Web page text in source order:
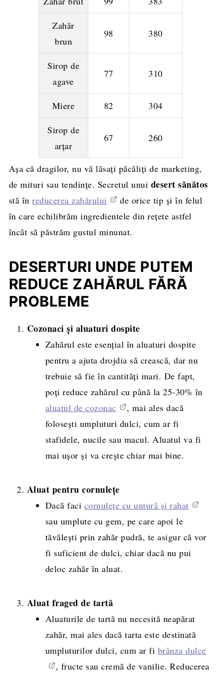
Zahăr
brun
98 380
Sirop de
agave
77 310
Miere 82 304
Sirop de
arțar
67 260
Așa că dragilor, nu vă lăsați păcăliți de marketing,
de mituri sau tendințe. Secretul unui desert sănătos
stă înreducerea zahărului
de orice tip și în felul
în care echilibrăm ingredientele din rețete astfel
încât să păstrăm gustul minunat.
DESERTURI UNDE PUTEM
REDUCE ZAHĂRUL FĂRĂ
PROBLEME
Cozonaci și aluaturi dospite
Zahărul este esențial în aluaturi dospite
pentru a ajuta drojdia să crească, dar nu
trebuie să fie în cantități mari. De fapt,
poți reduce zahărul cu până la 25-30% în
aluatul de cozonac
, mai ales dacă
folosești umpluturi dulci, cum ar fi
stafidele, nucile sau macul. Aluatul va fi
mai ușor și va crește chiar mai bine.
Aluat pentru cornulețe
Dacă faci cornulețe cu untură și rahat
sau umplute cu gem, pe care apoi le
tăvălești prin zahăr pudră, te asigur că vor
fi suficient de dulci, chiar dacă nu pui
deloc zahăr în aluat.
Aluat fraged de tartă
Aluaturile de tartă nu necesită neapărat
zahăr, mai ales dacă tarta este destinată
umpluturilor dulci, cum ar fi brânza dulce
, fructe sau cremă de vanilie. Reducerea